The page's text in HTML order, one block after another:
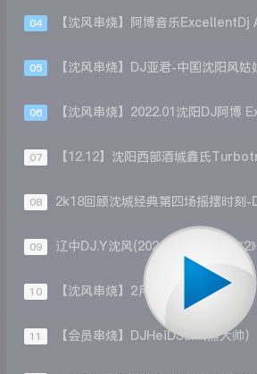
04
05
06
07
08
09 辽中DJ.Y沈风(2020)Music合集《2》
10 【沈风串烧】2月舞曲串烧 DJ久度
11